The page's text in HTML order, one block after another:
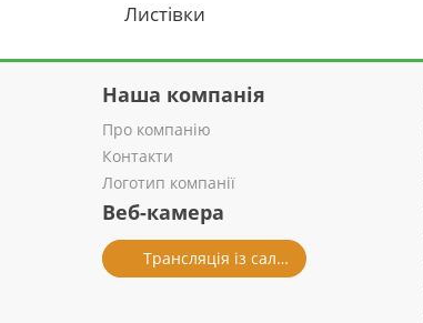
Листівки
Наша компанія
Про компанію
Контакти
Логотип компанії
Веб-камера
Трансляція із салону